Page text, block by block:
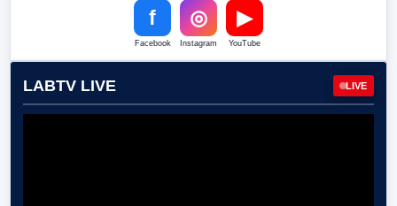
f
Facebook
◎
Instagram
▶
YouTube
LABTV LIVE LIVE